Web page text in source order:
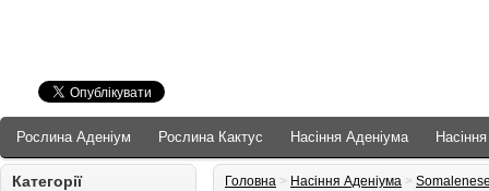
Рослина Аденіум Рослина Кактус Насіння Аденіума
Категорії Головна > Насіння Аденіума >